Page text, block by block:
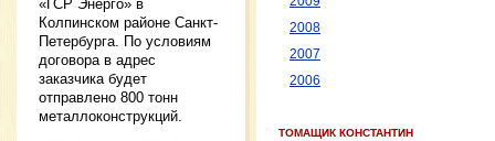
«ГСР Энерго» в
Колпинском районе Санкт-
Петербурга. По условиям
договора в адрес
заказчика будет
отправлено 800 тонн
металлоконструкций.
2008
2007
2006
ТОМАЩИК КОНСТАНТИН